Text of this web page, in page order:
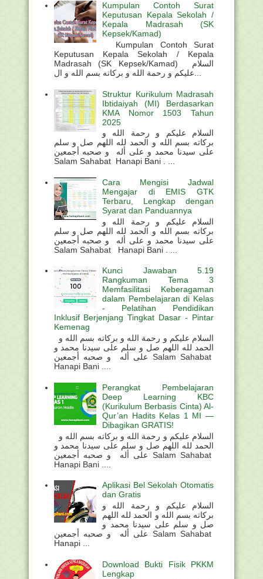
Kumpulan Contoh Surat
Keputusan Kepala Sekolah /
Kepala Madrasah (SK
Kepsek/Kamad)
Kumpulan Contoh Surat
Keputusan Kepala Sekolah / Kepala
Madrasah (SK Kepsek/Kamad) السلام
Struktur Kurikulum Madrasah
Ibtidaiyah (MI) Berdasarkan
KMA Nomor 1503 Tahun
2025
السلام عليكم و رحمة الله و
بركاته بسم الله و الحمد لله اللهم صل و سلم
على سيدنا محمد و على أله و صحبه أجمعين
Salam Sahabat Hanapi Bani . ...
Cara Mengisi Jadwal
Mengajar di EMIS GTK
Terbaru, Lengkap dengan
Syarat dan Panduannya
السلام عليكم و رحمة الله و
بركاته بسم الله و الحمد لله اللهم صل و سلم
على سيدنا محمد و على أله و صحبه أجمعين
Salam Sahabat Hanapi Bani . ...
Kunci Jawaban 5.19
Rangkuman Tema 3
Memfasilitasi Keberagaman
dalam Pembelajaran di Kelas
- Pelatihan Pendidikan
Inklusif Berjenjang Tingkat Dasar - Pintar
Kemenag
الحمد لله اللهم صل و سلم على سيدنا محمد و
على أله و صحبه أجمعين Salam Sahabat
Hanapi Bani ....
Perangkat Pembelajaran
Deep Learning KBC
(Kurikulum Berbasis Cinta) Al-
Qur’an Hadits Kelas 1 MI —
Dibagikan GRATIS!
الحمد لله اللهم صل و سلم على سيدنا محمد و
على أله و صحبه أجمعين Salam Sahabat
Hanapi Bani ....
Aplikasi Bel Sekolah Otomatis
dan Gratis
السلام عليكم و رحمة الله و
بركاته بسم الله و الحمد لله اللهم
صل و سلم على سيدنا محمد و
على أله و صحبه أجمعين Salam Sahabat
Hanapi ...
Download Bukti Fisik PKKM
Lengkap